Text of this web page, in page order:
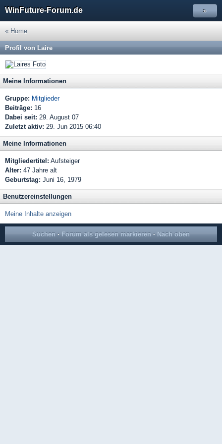
WinFuture-Forum.de »
« Home
Profil von Laire
Meine Informationen
Gruppe: Mitglieder
Beiträge: 16
Dabei seit: 29. August 07
Zuletzt aktiv: 29. Jun 2015 06:40
Meine Informationen
Mitgliedertitel: Aufsteiger
Alter: 47 Jahre alt
Geburtstag: Juni 16, 1979
Benutzereinstellungen
Meine Inhalte anzeigen
Suchen · Forum als gelesen markieren · Nach oben